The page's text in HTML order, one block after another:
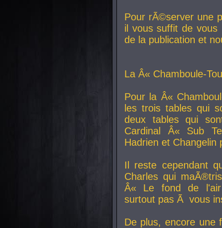
Pour rÃ©server une
il vous suffit de vous
de la publication et
La Â« Chamboule-
Pour la Â«
les trois tables qui
deux tables qui
Cardinal
Â« Sub
Hadrien et Changelin
Il reste cependant
Charles qui
Â« Le fond de
surtout pas Ã vous
De plus, encore une